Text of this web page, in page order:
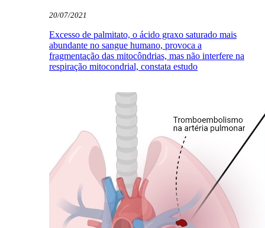
20/07/2021
Excesso de palmitato, o ácido graxo saturado mais
abundante no sangue humano, provoca a
fragmentação das mitocôndrias, mas não interfere na
respiração mitocondrial, constata estudo